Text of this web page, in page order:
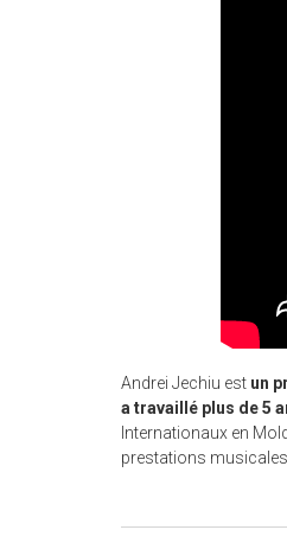
Andrei Jechiu est un
a travaillé plus de 5
Internationaux en
prestations